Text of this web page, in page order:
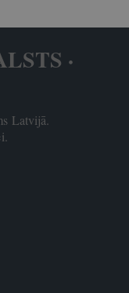
·
Latvijā.